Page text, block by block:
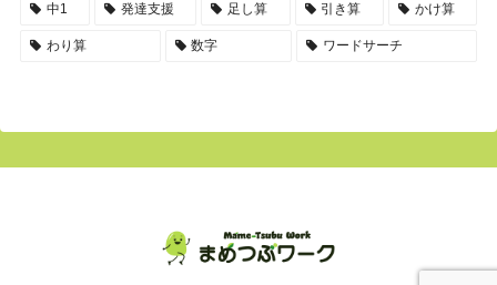
中1 発達支援 足し算 引き算 かけ算
わり算 数字 ワードサーチ